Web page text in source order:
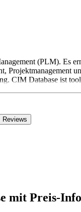
(PLM). Es
CIM Database ist
Reviews
mit Preis-